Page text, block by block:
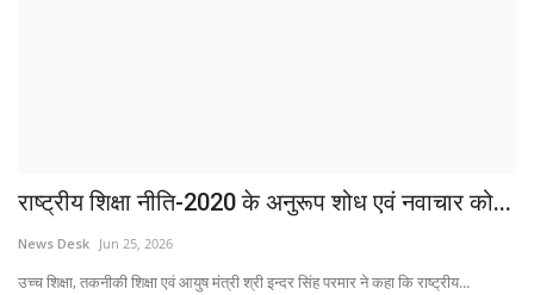
राष्ट्रीय शिक्षा नीति-2020 के अनुरूप शोध एवं नवाचार को...
News Desk Jun 25, 2026
उच्च शिक्षा, तकनीकी शिक्षा एवं आयुष मंत्री श्री इन्दर सिंह परमार ने कहा कि राष्ट्रीय...